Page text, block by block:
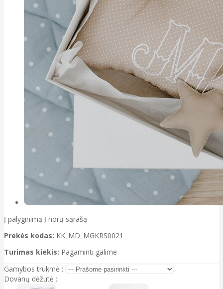
Į palyginimą Į norų sąrašą
Prekės kodas: KK_MD_MGKRS0021
Turimas kiekis: Pagaminti galime
Gamybos trukmė :
Dovanų dėžutė :